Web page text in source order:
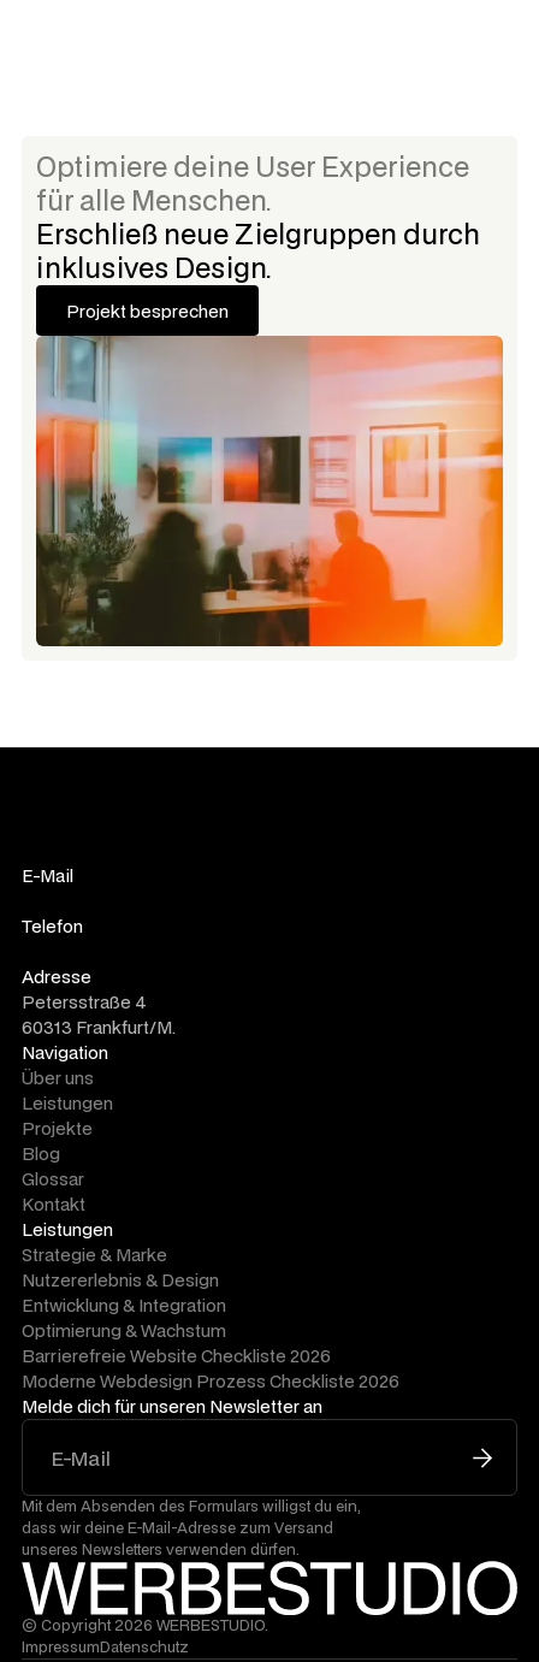
Optimiere deine User Experience
für alle Menschen.
Erschließ neue Zielgruppen durch
inklusives Design.
Projekt besprechen
Projekt besprechen
Melde dich für unseren Newsletter an
Mit dem Absenden des Formulars willigst du ein,
dass wir deine E-Mail-Adresse zum Versand
unseres Newsletters verwenden dürfen.
E-Mail
Telefon
Adresse
Petersstraße 4
60313 Frankfurt/M.
Navigation
Über uns
Leistungen
Projekte
Blog
Glossar
Kontakt
Leistungen
Strategie & Marke
Nutzererlebnis & Design
Entwicklung & Integration
Optimierung & Wachstum
Barrierefreie Website Checkliste 2026
Moderne Webdesign Prozess Checkliste 2026
© Copyright 2026 WERBESTUDIO.
ImpressumDatenschutz